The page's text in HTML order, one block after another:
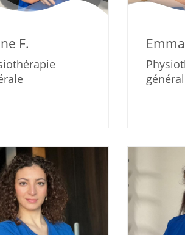
F. Emma